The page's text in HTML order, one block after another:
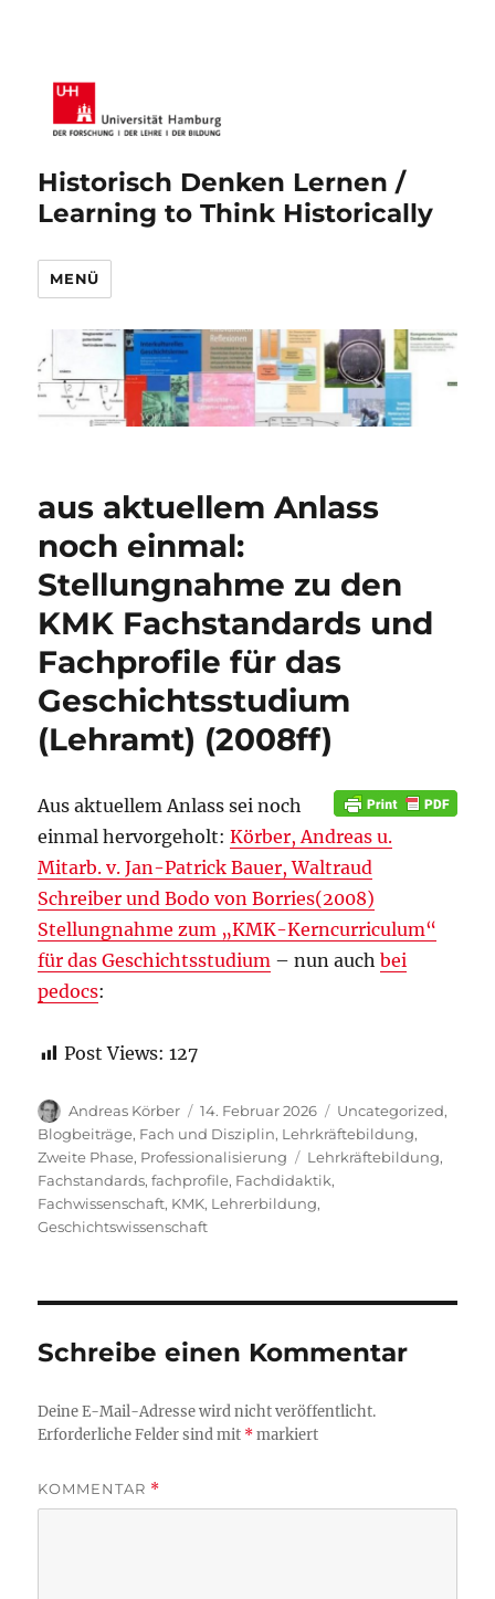
Historisch Denken Lernen /
Learning to Think Historically
MENÜ
aus aktuellem Anlass
noch einmal:
Stellungnahme zu den
KMK Fachstandards und
Fachprofile für das
Geschichtsstudium
(Lehramt) (2008ff)
Aus aktuellem Anlass sei noch
einmal hervorgeholt:Körber, Andreas u.
Mitarb. v. Jan-Patrick Bauer, Waltraud
Schreiber und Bodo von Borries(2008)
Stellungnahme zum „KMK-Kerncurriculum“
für das Geschichtsstudium – nun auchbei
pedocs:
Post Views: 127
Autor
Andreas Körber
Veröffentlicht
am
14. Februar 2026 Kategorien
Uncategorized,
Blogbeiträge, Fach und Disziplin, Lehrkräftebildung,
Zweite Phase, Professionalisierung Schlagwörter
Lehrkräftebildung,
Fachstandards,fachprofile, Fachdidaktik,
Fachwissenschaft, KMK, Lehrerbildung,
Geschichtswissenschaft
Schreibe einen Kommentar
Deine E-Mail-Adresse wird nicht veröffentlicht.
Erforderliche Felder sind mit *markiert
KOMMENTAR *